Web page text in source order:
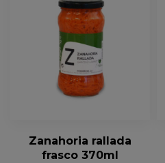
Zanahoria rallada
frasco 370ml